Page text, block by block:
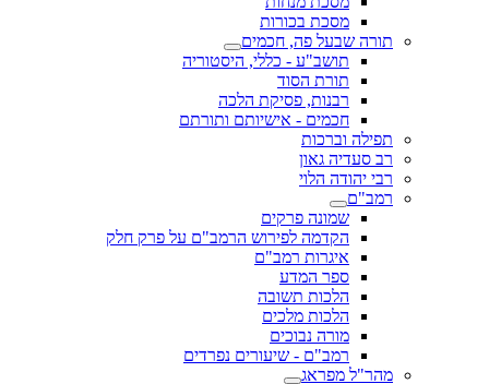
מסכת בכורות
תורה שבעל פה, חכמים
תושב"ע - כללי, היסטוריה
תורת הסוד
רבנות, פסיקת הלכה
חכמים - אישיותם ותורתם
תפילה וברכות
רב סעדיה גאון
רבי יהודה הלוי
רמב"ם
שמונה פרקים
הקדמה לפירוש הרמב"ם על פרק חלק
איגרות רמב"ם
ספר המדע
הלכות תשובה
הלכות מלכים
מורה נבוכים
רמב"ם - שיעורים נפרדים
מהר"ל מפראג